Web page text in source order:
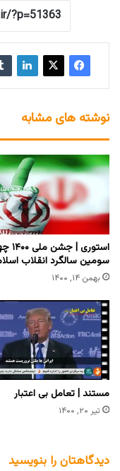
نوشته های مشابه
سومین سالگرد انقلاب
بهمن ۱۴, ۱۴۰۰
مستند | تعامل بی اعتبار
تیر ۲۰, ۱۴۰۰
دیدگاهتان را بنویسید